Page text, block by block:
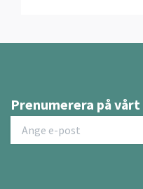
Prenumerera på